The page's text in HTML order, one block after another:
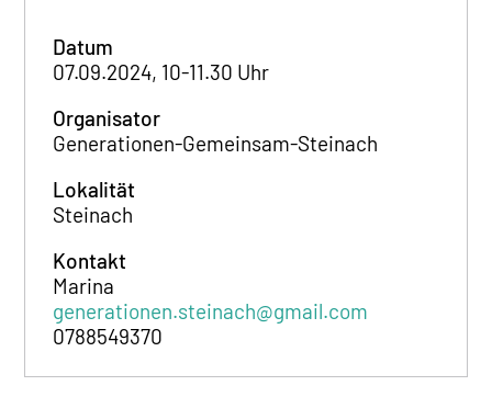
Datum
07.09.2024, 10-11.30 Uhr
Organisator
Generationen-Gemeinsam-Steinach
Lokalität
Steinach
Kontakt
Marina
generationen.steinach@gmail.com
0788549370